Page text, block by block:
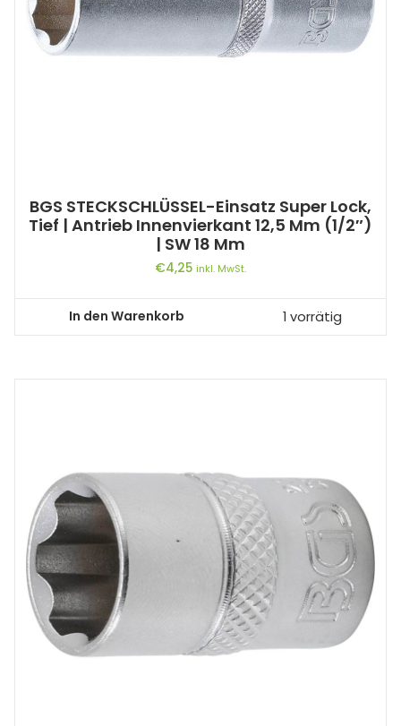
BGS STECKSCHLÜSSEL-Einsatz Super Lock,
Tief | Antrieb Innenvierkant 12,5 Mm (1/2″)
| SW 18 Mm
€4,25 inkl. MwSt.
In den Warenkorb 1 vorrätig